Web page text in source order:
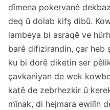
dîmena pokervanê
deq û dolab kifş dibû.
lambeya bi asraqê ve
barê difizirandin, çar heb
ku bi dorê diketin ser
çavkaniyan de wek
katê de zebrhezkir û
mînak, di hejmara ewilîn